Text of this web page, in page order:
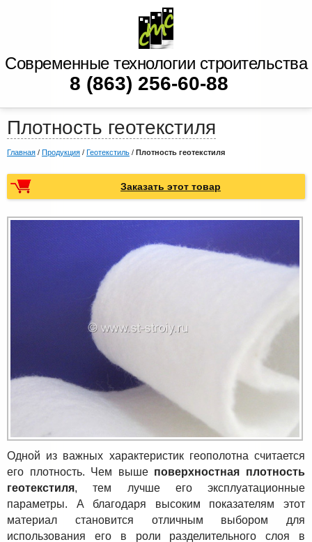
Современные технологии строительства
8 (863) 256-60-88
Плотность геотекстиля
Главная / Продукция / Геотекстиль / Плотность геотекстиля
Заказать этот товар
Одной из важных характеристик геополотна считается
его плотность. Чем выше поверхностная плотность
геотекстиля, тем лучше его эксплуатационные
параметры. А благодаря высоким показателям этот
материал становится отличным выбором для
использования его в роли разделительного слоя в